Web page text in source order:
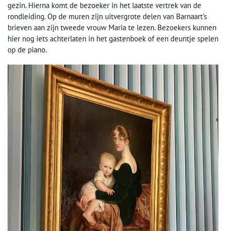
gezin. Hierna komt de bezoeker in het laatste vertrek van de
rondleiding. Op de muren zijn uitvergrote delen van Barnaart’s
brieven aan zijn tweede vrouw Maria te lezen. Bezoekers kunnen
hier nog iets achterlaten in het gastenboek of een deuntje spelen
op de piano.